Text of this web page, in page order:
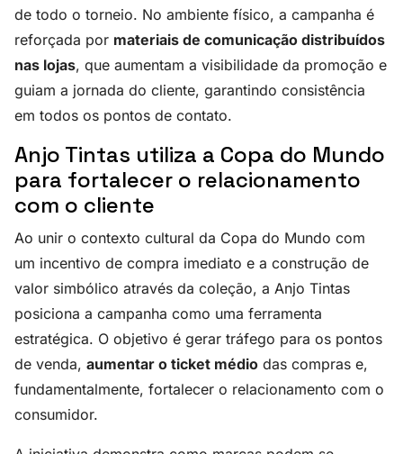
de todo o torneio. No ambiente físico, a campanha é
reforçada por materiais de comunicação distribuídos
nas lojas, que aumentam a visibilidade da promoção e
guiam a jornada do cliente, garantindo consistência
em todos os pontos de contato.
Anjo Tintas utiliza a Copa do Mundo
para fortalecer o relacionamento
com o cliente
Ao unir o contexto cultural da Copa do Mundo com
um incentivo de compra imediato e a construção de
valor simbólico através da coleção, a Anjo Tintas
posiciona a campanha como uma ferramenta
estratégica. O objetivo é gerar tráfego para os pontos
de venda, aumentar o ticket médio das compras e,
fundamentalmente, fortalecer o relacionamento com o
consumidor.